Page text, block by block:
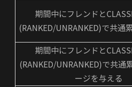
期間中にフレンドと
(RANKED/UNRANKED)で共通
期間中にフレンドと
(RANKED/UNRANKED)で共通
ージを与える